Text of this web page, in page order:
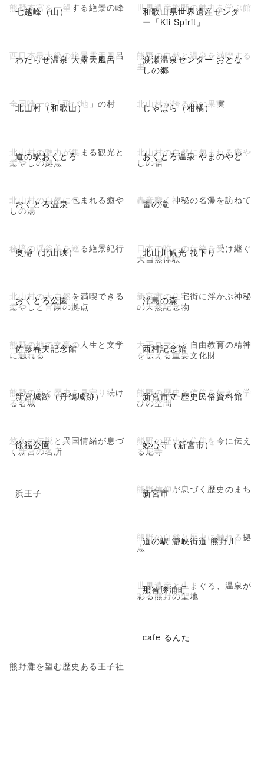
七越峰（山）
熊野本宮を一望する絶景の峰
和歌山県世界遺産センタ
ー「Kii Spirit」
世界遺産熊野の魅力を学ぶ館
わたらせ温泉 大露天風呂
西日本最大級の絶景露天風呂
渡瀬温泉センター おとな
しの郷
熊野の自然と温泉を満喫する
里
北山村（和歌山）
全国唯一の「飛び地」の村 じゃばら（柑橘）
北山村が誇る幻の果実
道の駅おくとろ
北山村の魅力が集まる観光と
癒やしの拠点
おくとろ温泉 やまのやど
北山村の自然に包まれる癒や
しの宿
おくとろ温泉
北山村の自然に包まれる癒や
しの湯
雷の滝
轟音響く神秘の名瀑を訪ねて
奥瀞（北山峡）
秘境の渓谷美を巡る絶景紀行 北山川観光 筏下り
日本で唯一の伝統を受け継ぐ
大自然体験
おくとろ公園
北山村の大自然を満喫できる
癒やしと冒険の拠点
浮島の森
新宮市の住宅街に浮かぶ神秘
の天然記念物
佐藤春夫記念館
熊野の地で文豪の人生と文学
に触れる
西村記念館
大正ロマンと自由教育の精神
を伝える重要文化財
新宮城跡（丹鶴城跡）
熊野の海と歴史を見守り続け
る名城
新宮市立 歴史民俗資料館
熊野の歴史と信仰を伝える学
びの空間
徐福公園
悠久の伝説と異国情緒が息づ
く新宮の名所
妙心寺（新宮市）
熊野の歴史と信仰を今に伝え
る尼寺
浜王子
熊野灘を望む歴史ある王子社
新宮市
熊野信仰が息づく歴史のまち
道の駅 瀞峡街道 熊野川
熊野の自然と歴史に触れる拠
点
那智勝浦町
世界遺産と生まぐろ、温泉が
彩る熊野の聖地
cafe るんた